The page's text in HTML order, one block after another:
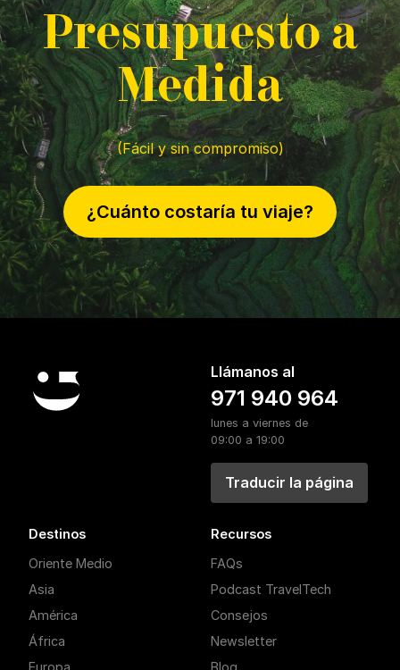
Presupuesto a
Medida
(Fácil y sin compromiso)
¿Cuánto costaría tu viaje?
Llámanos al
971 940 964
lunes a viernes de
09:00 a 19:00
Traducir la página
Destinos
Oriente Medio
Asia
América
África
Europa
Recursos
FAQs
Podcast TravelTech
Consejos
Newsletter
Blog